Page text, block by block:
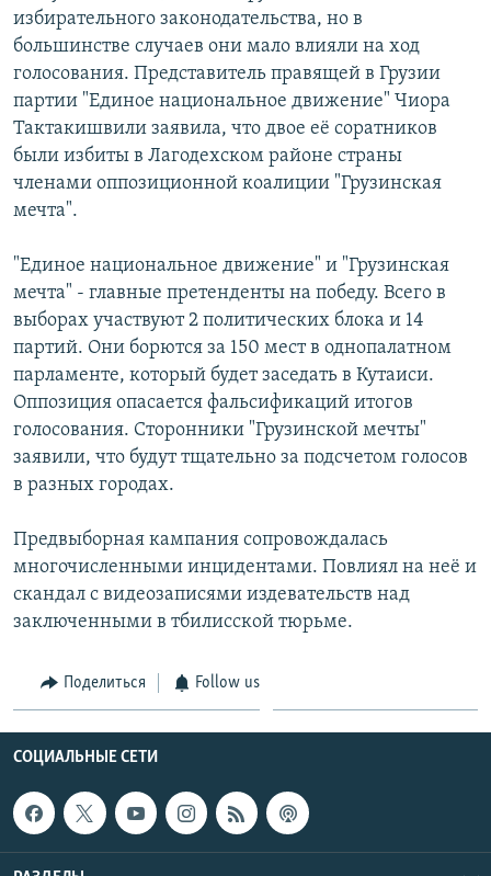
Русский
Все сайты Радио Азатутюн
избирательного законодательства, но в
большинстве случаев они мало влияли на ход
голосования. Представитель правящей в Грузии
партии "Единое национальное движение" Чиора
Тактакишвили заявила, что двое её соратников
были избиты в Лагодехском районе страны
членами оппозиционной коалиции "Грузинская
мечта".
"Единое национальное движение" и "Грузинская
мечта" - главные претенденты на победу. Всего в
выборах участвуют 2 политических блока и 14
партий. Они борются за 150 мест в однопалатном
парламенте, который будет заседать в Кутаиси.
Оппозиция опасается фальсификаций итогов
голосования. Сторонники "Грузинской мечты"
заявили, что будут тщательно за подсчетом голосов
в разных городах.
Предвыборная кампания сопровождалась
многочисленными инцидентами. Повлиял на неё и
скандал с видеозаписями издевательств над
заключенными в тбилисской тюрьме.
Поделиться Follow us
СОЦИАЛЬНЫЕ СЕТИ